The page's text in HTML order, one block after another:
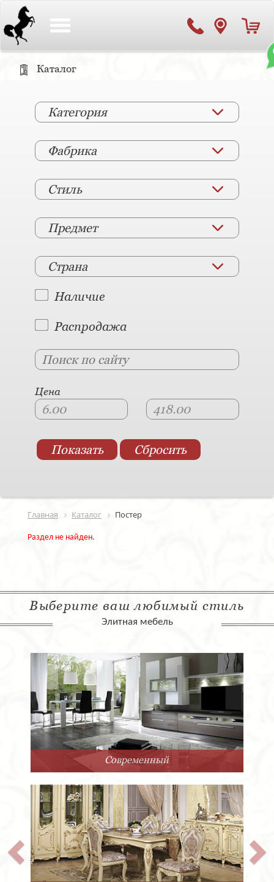
Каталог
Категория
Фабрика
Стиль
Предмет
Страна
Наличие
Распродажа
Цена
Главная Каталог Постер
Раздел не найден.
Выберите ваш любимый стиль
Элитная мебель
Современный